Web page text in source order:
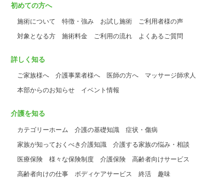
初めての方へ
施術について 特徴・強み お試し施術
ご利用者様の声
対象となる方
施術料金 ご利用の流れ よくあるご質問
詳しく知る
ご家族様へ 介護事業者様へ 医師の方へ
マッサージ師求人
本部からのお知らせ
イベント情報
介護を知る
カテゴリーホーム 介護の基礎知識
症状・傷病
家族が知っておくべき介護知識
介護する家族の悩み・相談
医療保険
様々な保険制度 介護保険
高齢者向けサービス
高齢者向けの仕事
ボディケアサービス 終活 趣味